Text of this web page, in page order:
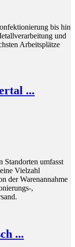
bis hin
und
Arbeitsplätze
...
Standorten umfasst
Vielzahl
der Warenannahme
,
...